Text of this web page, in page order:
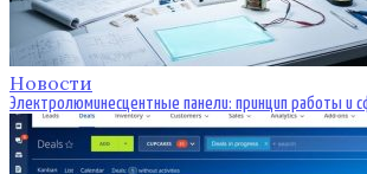
Новости
Электролюминесцентные панели: принцип работы и